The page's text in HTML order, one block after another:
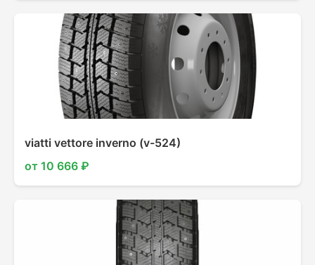
viatti vettore inverno (v-524)
от 10 666 ₽